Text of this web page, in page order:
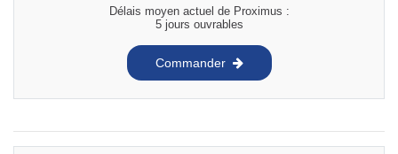
Délais moyen actuel de Proximus :
5 jours ouvrables
Commander